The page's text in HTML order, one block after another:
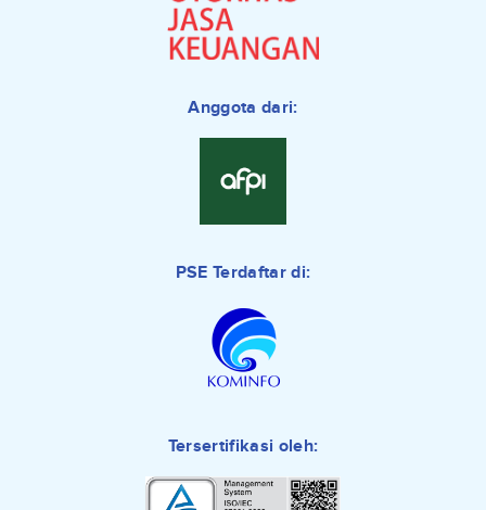
Anggota dari:
PSE Terdaftar di:
Tersertifikasi oleh: